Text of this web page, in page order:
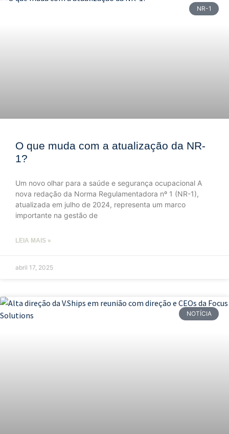
NR-1
O que muda com a atualização da NR-
1?
Um novo olhar para a saúde e segurança ocupacional A
nova redação da Norma Regulamentadora nº 1 (NR-1),
atualizada em julho de 2024, representa um marco
importante na gestão de
LEIA MAIS »
abril 17, 2025
NOTÍCIA